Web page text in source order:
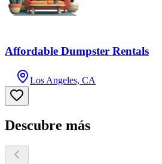
Affordable Dumpster Rentals
Los Angeles, CA
Descubre más